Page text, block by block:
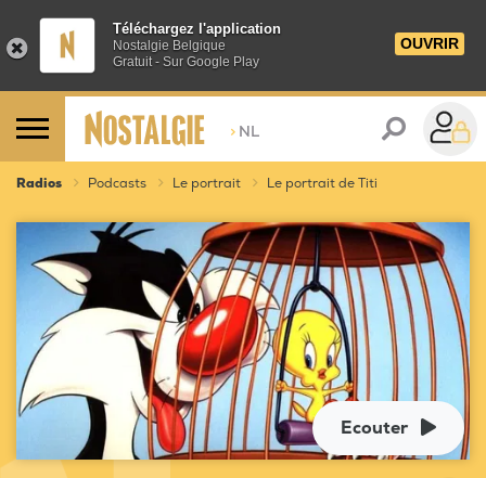
Téléchargez l'application
Nostalgie Belgique
Gratuit - Sur Google Play
OUVRIR
> NL
Radios Podcasts Le portrait Le portrait de Titi
Ecouter